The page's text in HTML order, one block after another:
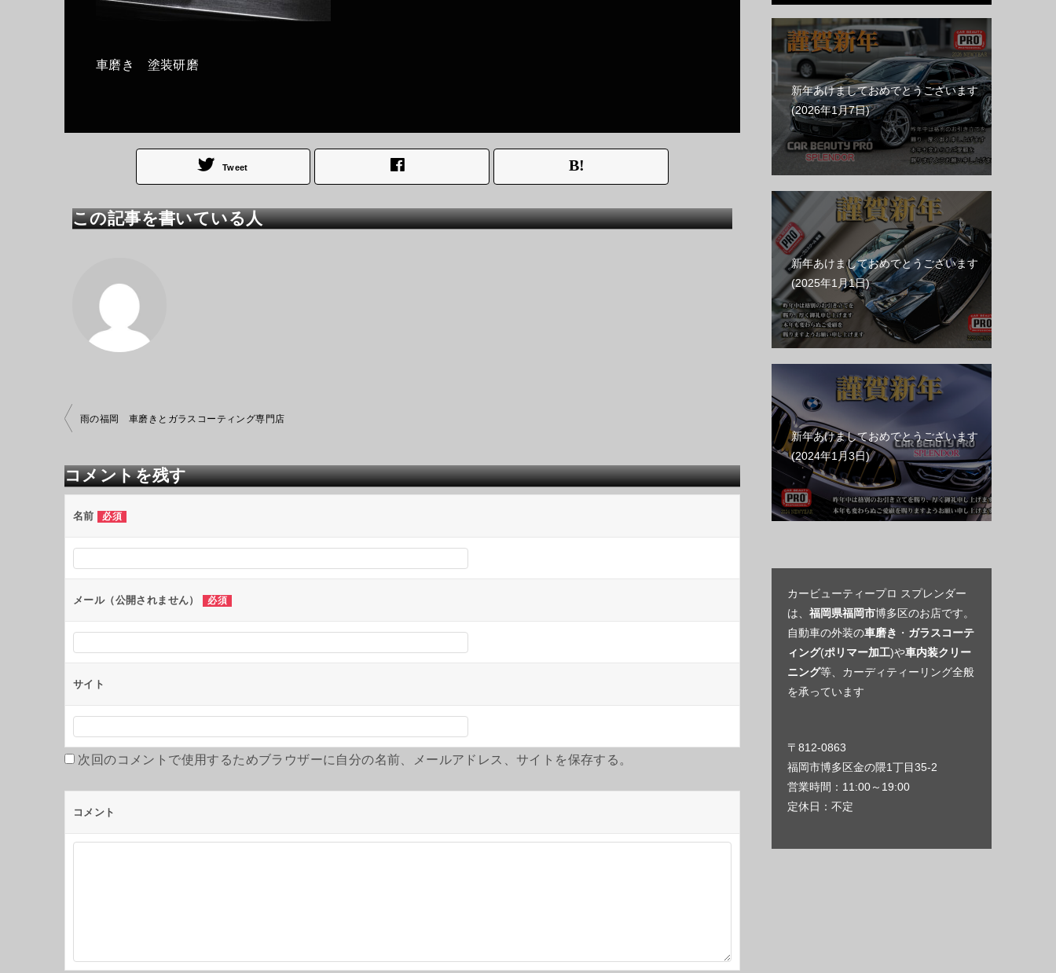
車磨き 塗装研磨
Tweet
この記事を書いている人
投
稿
ビ
ゲ
ー
シ
ョ
雨の福岡 車磨きとガラスコーティング専門店
コメントを残す
名前 必須
メール（公開されません） 必須
サイト
次回のコメントで使用するためブラウザーに自分の名前、メールアドレス、サイトを保存する。
コメント
新年あけましておめでとうございます
2026年1月7日
新年あけましておめでとうございます
2025年1月1日
新年あけましておめでとうございます
2024年1月3日
カービューティープロ スプレンダー
は、 福岡県福岡市博多区のお店です。
自動車の外装の車磨き ・ ガラスコーテ
ィング(ポリマー加工)や車内装クリー
ニング等、カーディティーリング全般
を承っています
〒812-0863
福岡市博多区金の隈1丁目35-2
営業時間：11:00～19:00
定休日：不定